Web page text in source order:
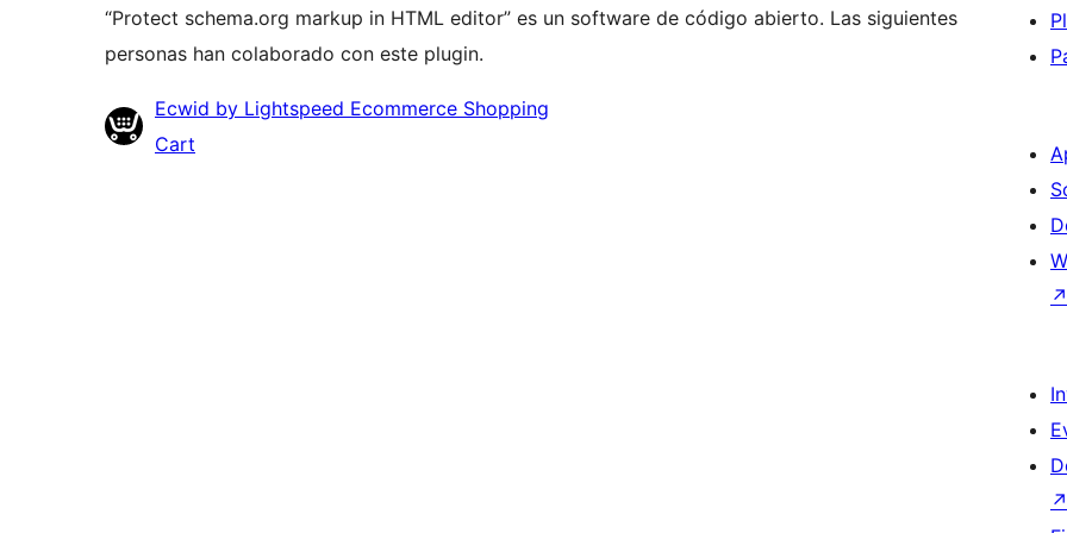
“Protect schema.org markup in HTML editor” es un software de código abierto. Las siguientes
personas han colaborado con este plugin.
Colaboradores
Ecwid by Lightspeed Ecommerce Shopping
Cart
↗
↗